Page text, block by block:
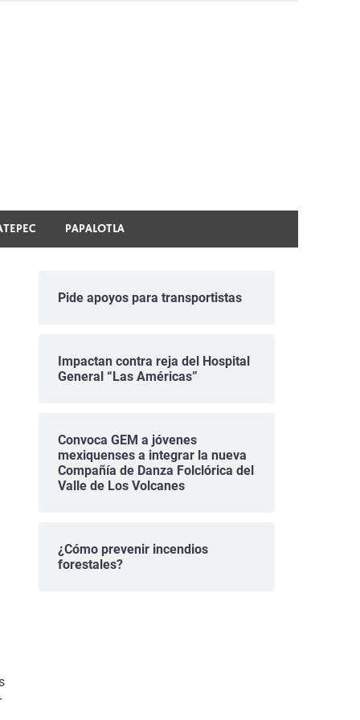
PAPALOTLA
Pide apoyos para transportistas
Impactan contra reja del Hospital
General “Las Américas”
Convoca GEM a jóvenes
mexiquenses a integrar la nueva
Compañía de Danza Folclórica del
Valle de Los Volcanes
¿Cómo prevenir incendios
forestales?